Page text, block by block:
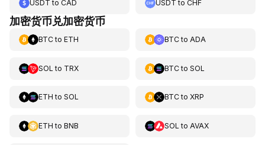
USDT to CAD USDT toCHF
加密货币兑加密货币
BTCto ETH BTCto ADA
SOL to TRX BTCto SOL
ETH to SOL BTCto XRP
ETH to BNB SOL to AVAX